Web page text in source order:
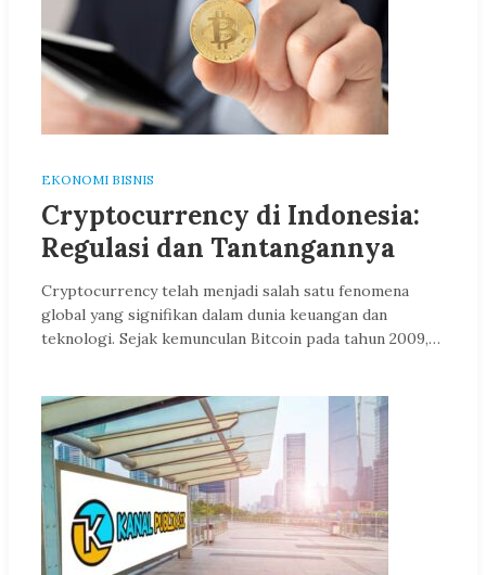
EKONOMI BISNIS
Cryptocurrency di Indonesia:
Regulasi dan Tantangannya
Cryptocurrency telah menjadi salah satu fenomena
global yang signifikan dalam dunia keuangan dan
teknologi. Sejak kemunculan Bitcoin pada tahun 2009,…